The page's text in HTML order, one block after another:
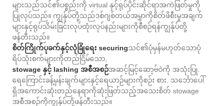
များသည်သင်၏ပစ္စည်းကို virtual နှင့်ရုပ်ပိုင်းဆိုင်ရာအကဲဖြတ်မှုကို
ပြုလုပ်သည်။ ကျွန်ုပ်တို့သည်ဒစ်ဂျစ်တယ်အမွှာကိုစိတ်ဖိစီးမှုအချက်
များနှင့်ရုပ်သိမ်းခြင်းလုပ်ထုံးလုပ်နည်းများကိုစီစဉ်ရန်ကျွန်ုပ်တို့
ဖန်တီးသည်။
စိတ်ကြိုက်ပုခက်နှင့်လုံခြုံရေး securingသင်၏ပုံမှန်မဟုတ်သောပုံ
ရိပ်သုံးစက်များကိုတည်ငြိမ်သော,
stowage နှင့် lashing အစီအစဉ်အဆင့်မြင့်ဆော့ဗ်ဝဲကို အသုံးပြု.
ရေကြောင်းခန့်မှန်းချက်များနှင့်ရေယာဉ်များကိုစဉ်း စား. သင်္ဘောပေါ်
ရှိအကောင်းဆုံးတည်နေရာကိုဆုံးဖြတ်သည့်အသေးစိတ် stowage
အစီအစဉ်ကိုကျွန်ုပ်တို့ဖန်တီးသည်။